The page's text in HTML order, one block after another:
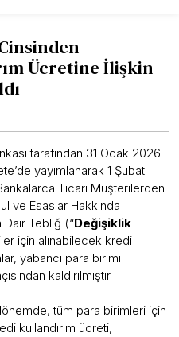
Ücretine İlişkin
tarafından 31 Ocak 2026
yayımlanarak 1 Şubat
Ticari Müşterilerden
ve Esaslar Hakkında
Dair Tebliğ (“Değişiklik
için alınabilecek kredi
yabancı para birimi
kaldırılmıştır.
tüm para birimleri için
kullandırım ücreti,